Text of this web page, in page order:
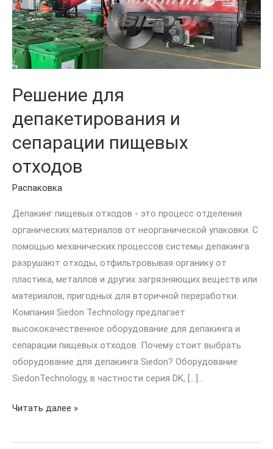
Решение для
депакетирования и
сепарации пищевых
отходов
Распаковка
Депакинг пищевых отходов - это процесс отделения
органических материалов от неорганической упаковки. С
помощью механических процессов системы депакинга
разрушают отходы, отфильтровывая органику от
пластика, металлов и других загрязняющих веществ или
материалов, пригодных для вторичной переработки.
Компания Siedon Technology предлагает
высококачественное оборудование для депакинга и
сепарации пищевых отходов. Почему стоит выбрать
оборудование для депакинга Siedon? Оборудование
SiedonTechnology, в частности серия DK, [...]...
пищевых
отходов
Читать далее »